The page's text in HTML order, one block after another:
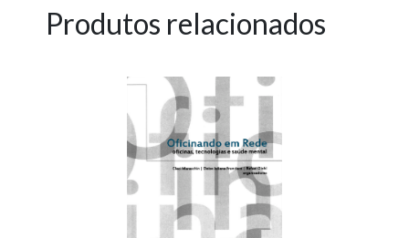
Produtos relacionados